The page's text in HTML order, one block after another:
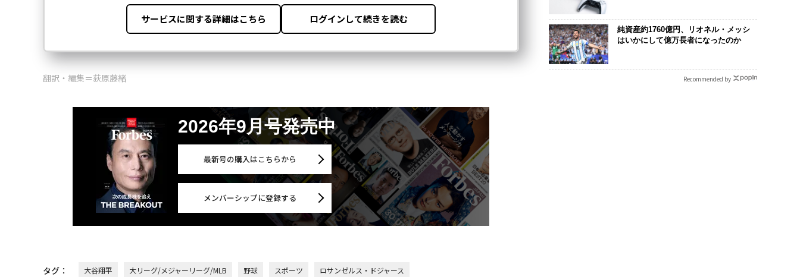
翻訳・編集＝荻原藤緒
2026年9月号発売中
最新号の購入はこちらから
メンバーシップに登録する
タグ： 大谷翔平 大リーグ/メジャーリーグ/MLB 野球 スポーツ ロサンゼルス・ドジャース
純資産約1760億円、リオネル・メッシ
はいかにして億万長者になったのか
Recommended by